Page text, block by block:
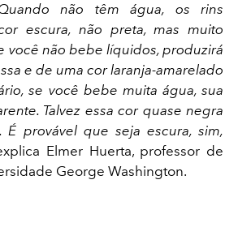
não têm água, os rins
escura, não preta, mas muito
você não bebe líquidos, produzirá
e de uma cor laranja-amarelado
se você bebe muita água, sua
Talvez essa cor quase negra
É provável que seja escura, sim,
Elmer Huerta, professor de
George Washington.